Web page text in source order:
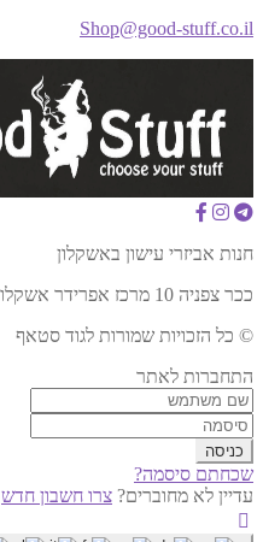
Shop@good-stuff.co.il
חנות אביזרי עישון באשקלון
ככר צפניה 10 מרכז אפרידר אשקלון | 10:00-22:00 (שישי עד 16:20)
© כל הזכויות שמורות לגוד סטאף
התחברות לאתר
שכחתם סיסמה?
עדיין לא מחוברים? צרו חשבון חדש